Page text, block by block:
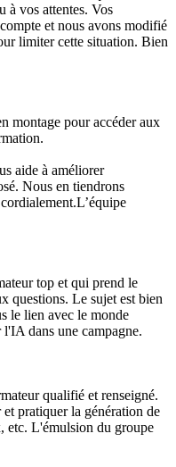
à vos attentes. Vos
et nous avons modifié
limiter cette situation. Bien
montage pour accéder aux
aide à améliorer
Nous en tiendrons
top et qui prend le
questions. Le sujet est bien
le lien avec le monde
dans une campagne.
qualifié et renseigné.
pratiquer la génération de
etc. L'émulsion du groupe